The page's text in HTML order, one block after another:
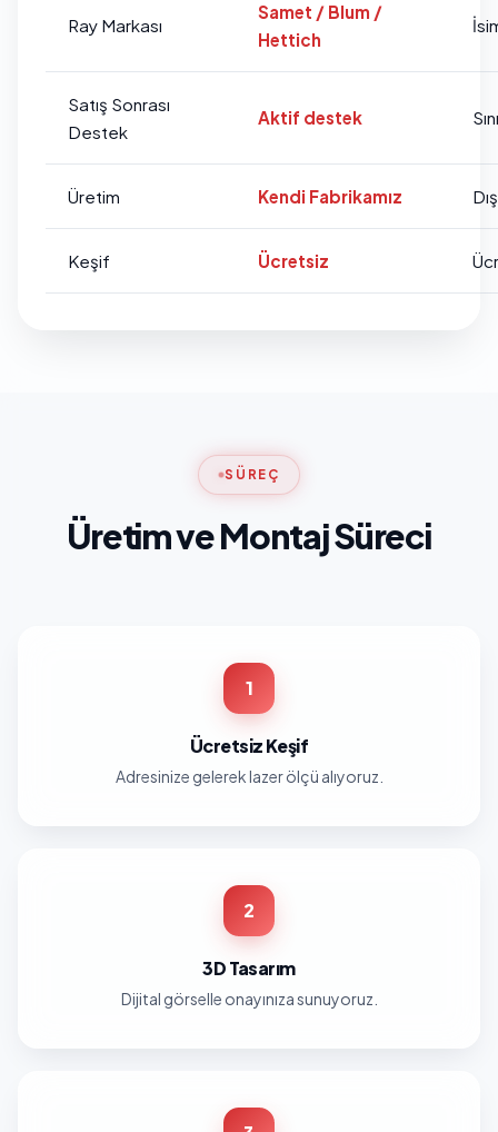
Ray Markası
Samet / Blum /
Hettich
Satış Sonrası
Destek
Aktif destek
Üretim Kendi Fabrikamız
Keşif Ücretsiz
SÜREÇ
Üretim ve Montaj Süreci
1
Ücretsiz Keşif
Adresinize gelerek lazer ölçü alıyoruz.
2
3D Tasarım
Dijital görselle onayınıza sunuyoruz.